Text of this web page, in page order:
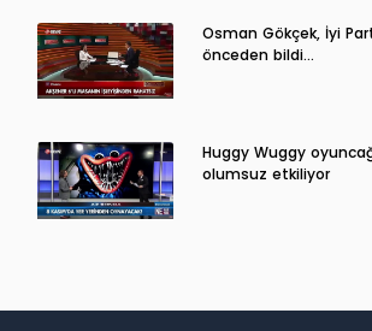
Osman Gökçek, İyi
önceden bildi...
Huggy Wuggy
olumsuz etkiliyor